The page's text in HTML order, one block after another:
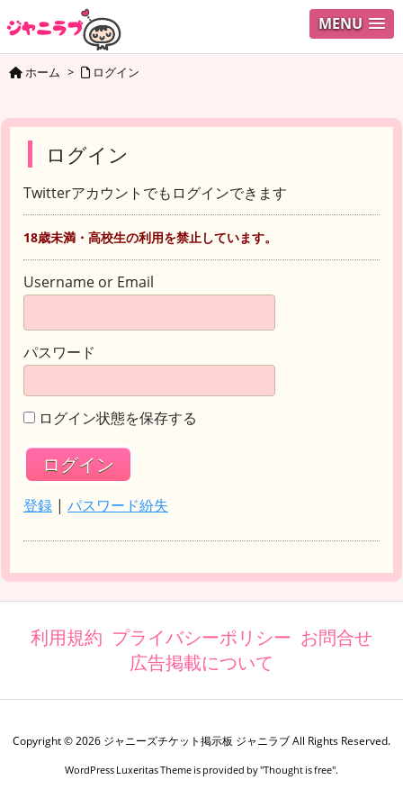
MENU
ホーム > ログイン
ログイン
Twitterアカウントでもログインできます
18歳未満・高校生の利用を禁止しています。
Username or Email
パスワード
ログイン状態を保存する
登録 | パスワード紛失
利用規約 プライバシーポリシー お問合せ
広告掲載について
Copyright ©2026 ジャニーズチケット掲示板 ジャニラブAll Rights Reserved.
WordPress Luxeritas Theme is provided by "Thought is free".